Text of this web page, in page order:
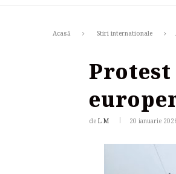
Acasă Stiri internationale
de L M 20 ianuarie